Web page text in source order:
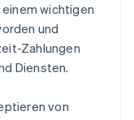
wichtigen
und
Zahlungen
Diensten.
von